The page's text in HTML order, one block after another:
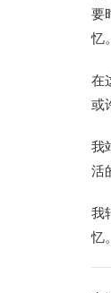
要
忆。
在
或
我
活
我
忆。